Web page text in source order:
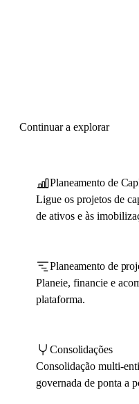
Continuar a explorar
Planeamento de
Ligue os projetos de
de ativos e às
Planeamento de
Planeie, financie e
plataforma.
Consolidações
Consolidação multi-
governada de ponta a